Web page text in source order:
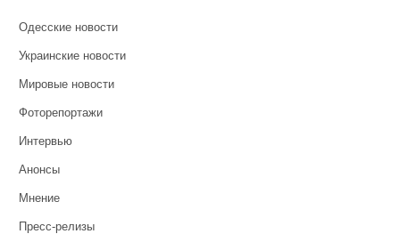
Одесские новости
Украинские новости
Мировые новости
Фоторепортажи
Интервью
Анонсы
Мнение
Пресс-релизы